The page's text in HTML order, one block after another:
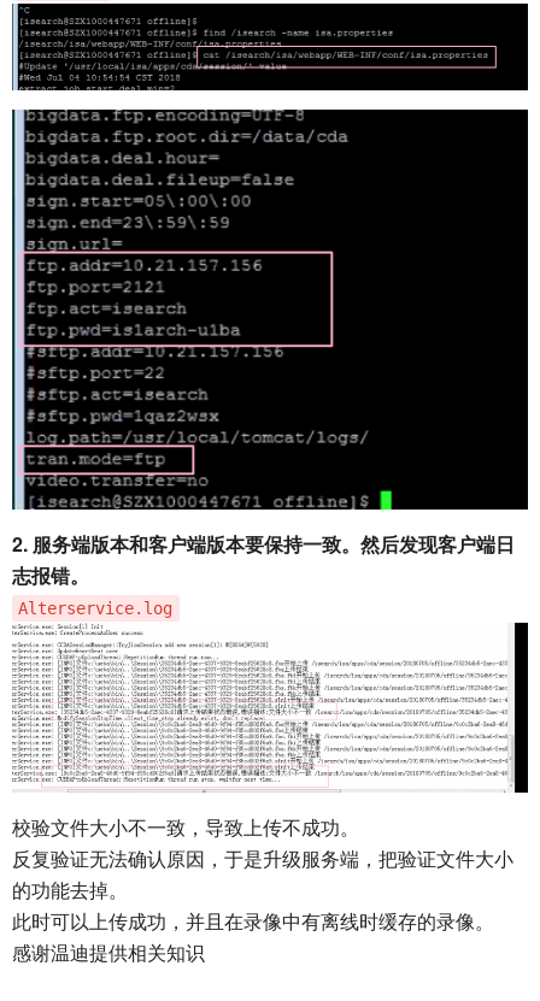
2. 服务端版本和客户端版本要保持一致。然后发现客户端日
志报错。
Alterservice.log
校验文件大小不一致，导致上传不成功。
反复验证无法确认原因，于是升级服务端，把验证文件大小
的功能去掉。
此时可以上传成功，并且在录像中有离线时缓存的录像。
感谢温迪提供相关知识